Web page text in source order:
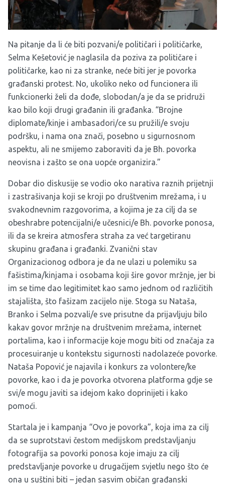
Na pitanje da li će biti pozvani/e političari i političarke,
Selma Kešetović je naglasila da poziva za političare i
političarke, kao ni za stranke, neće biti jer je povorka
građanski protest. No, ukoliko neko od funcionera ili
funkcionerki želi da dođe, slobodan/a je da se pridruži
kao bilo koji drugi građanin ili građanka. “Brojne
diplomate/kinje i ambasadori/ce su pružili/e svoju
podršku, i nama ona znači, posebno u sigurnosnom
aspektu, ali ne smijemo zaboraviti da je Bh. povorka
neovisna i zašto se ona uopće organizira.”
Dobar dio diskusije se vodio oko narativa raznih prijetnji
i zastrašivanja koji se kroji po društvenim mrežama, i u
svakodnevnim razgovorima, a kojima je za cilj da se
obeshrabre potencijalni/e učesnici/e Bh. povorke ponosa,
ili da se kreira atmosfera straha za već targetiranu
skupinu građana i građanki. Zvanični stav
Organizacionog odbora je da ne ulazi u polemiku sa
fašistima/kinjama i osobama koji šire govor mržnje, jer bi
im se time dao legitimitet kao samo jednom od različitih
stajališta, što fašizam zacijelo nije. Stoga su Nataša,
Branko i Selma pozvali/e sve prisutne da prijavljuju bilo
kakav govor mržnje na društvenim mrežama, internet
portalima, kao i informacije koje mogu biti od značaja za
procesuiranje u kontekstu sigurnosti nadolazeće povorke.
Nataša Popović je najavila i konkurs za volontere/ke
povorke, kao i da je povorka otvorena platforma gdje se
svi/e mogu javiti sa idejom kako doprinijeti i kako
pomoći.
Startala je i kampanja “Ovo je povorka”, koja ima za cilj
da se suprotstavi čestom medijskom predstavljanju
fotografija sa povorki ponosa koje imaju za cilj
predstavljanje povorke u drugačijem svjetlu nego što će
ona u suštini biti – jedan sasvim običan građanski